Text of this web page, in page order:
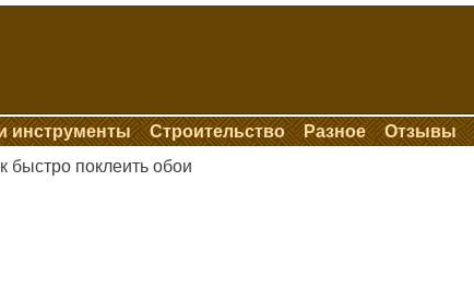
инструменты Строительство Разное Отзывы
быстро поклеить обои